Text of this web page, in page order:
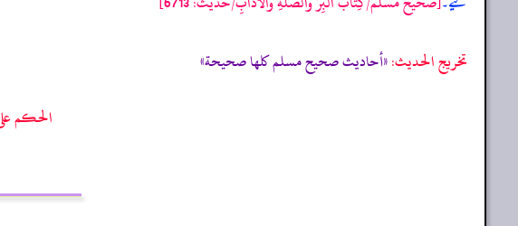
تخریج الحدیث:«أحاديث صحيح مسلم كلها صحيحة»
الحكم